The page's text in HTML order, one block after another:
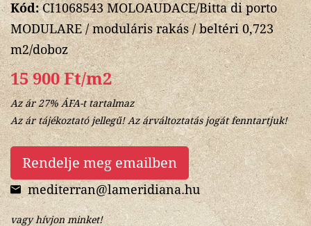
Kód:CI1068543 MOLOAUDACE/Bitta di porto
MODULARE / moduláris rakás / beltéri 0,723
m2/doboz
15 900 Ft/m2
Az ár 27% ÁFA-t tartalmaz
Az ár tájékoztató jellegű! Az árváltoztatás jogát fenntartjuk!
Rendelje meg emailben
mediterran@lameridiana.hu
vagy hívjon minket!